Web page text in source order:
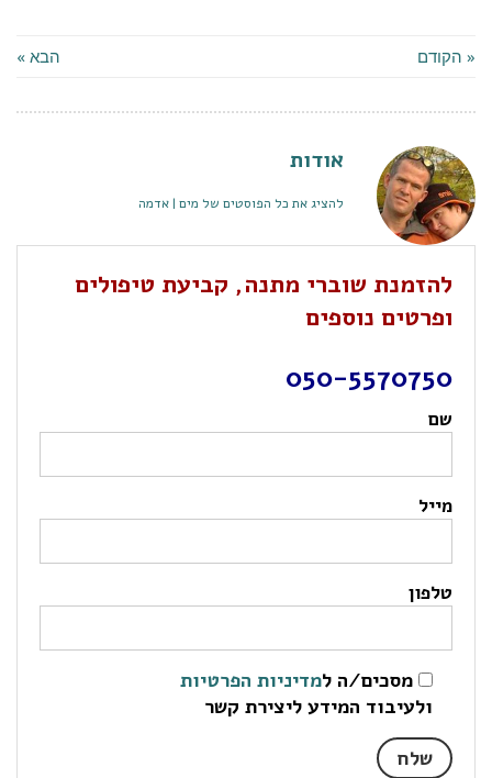
« הקודם הבא »
אודות
להציג את כל הפוסטים של מים | אדמה
להזמנת שוברי מתנה, קביעת טיפולים
ופרטים נוספים
050-5570750
שם
מייל
טלפון
מסכים/ה למדיניות הפרטיות
ולעיבוד המידע ליצירת קשר